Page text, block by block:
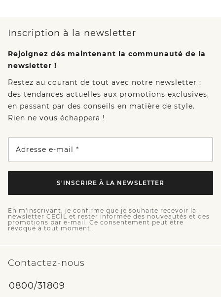
Inscription à la newsletter
Rejoignez dès maintenant la communauté de la
newsletter !
Restez au courant de tout avec notre newsletter :
des tendances actuelles aux promotions exclusives,
en passant par des conseils en matière de style.
Rien ne vous échappera !
Adresse e-mail *
S'INSCRIRE À LA NEWSLETTER
En m'inscrivant, je confirme que je souhaite recevoir la
newsletter CECIL et rester informée des nouveautés et des
promotions par e-mail. Ce consentement peut être
révoqué à tout moment.
Contactez-nous
0800/31809